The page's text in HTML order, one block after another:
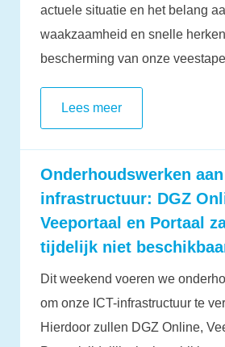
actuele situatie en het belang
waakzaamheid en snelle
bescherming van onze
Lees meer
Onderhoudswerken aan
infrastructuur: DGZ
Veeportaal en Portaal
tijdelijk niet
Dit weekend voeren we
om onze ICT-infrastructuur te
Hierdoor zullen DGZ Online,